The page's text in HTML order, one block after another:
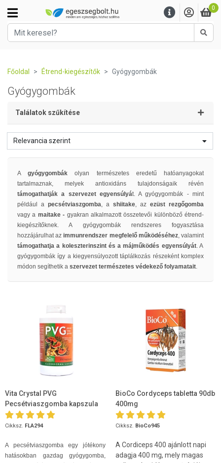
0
Főoldal Étrend-kiegészítők Gyógygombák
Gyógygombák
Találatok szűkítése
Relevancia szerint
Agyógygombákolyan természetes eredetű hatóanyagokat
tartalmaznak, melyek antioxidáns tulajdonságaik révén
támogathatják a szervezet egyensúlyát. A gyógygombák - mint
például a pecsétviaszgomba, a shiitake, az ezüst rezgőgomba
vagy a maitake - gyakran alkalmazott összetevői különböző étrend-
kiegészítőknek. A gyógygombák rendszeres fogyasztása
hozzájárulhat az immunrendszer megfelelő működéséhez, valamint
támogathatja a koleszterinszint és a májműködés egyensúlyát. A
gyógygombák így a kiegyensúlyozott táplálkozás részeként komplex
módon segíthetik a szervezet természetes védekező folyamatait.
Vita Crystal PVG
Pecsétviaszgomba kapszula
250 db
Cikksz. FLA294
A pecsétviaszgomba egy jótékony
hatásokban gazdag gyógygomba,
BioCo Cordyceps tabletta 90db
400mg
Cikksz. BioCo945
A Cordiceps 400 ajánlott napi
adagja 400 mg, mely magas